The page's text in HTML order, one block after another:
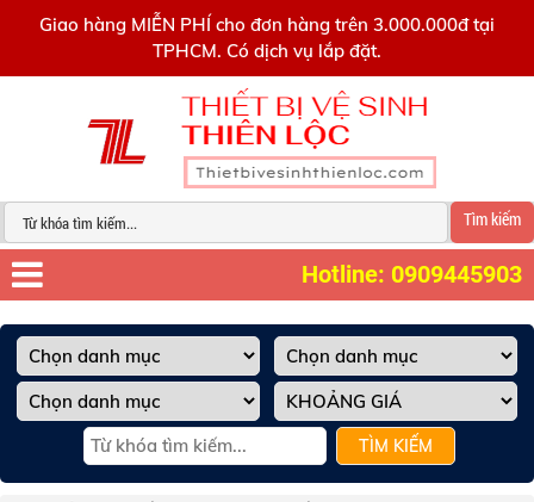
Giao hàng MIỄN PHÍ cho đơn hàng trên 3.000.000đ tại
TPHCM. Có dịch vụ lắp đặt.
Tìm kiếm
Hotline: 0909445903
TÌM KIẾM
0909445903